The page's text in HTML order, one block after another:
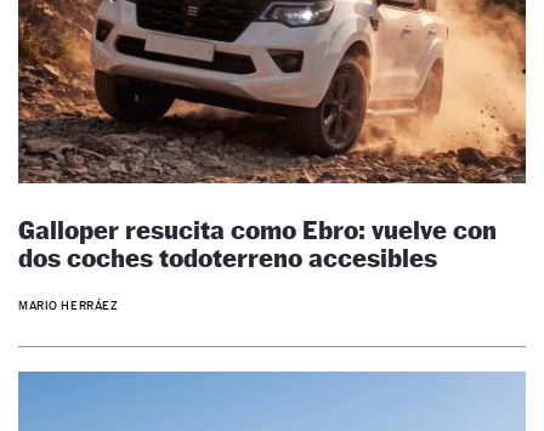
Galloper resucita como Ebro: vuelve con
dos coches todoterreno accesibles
MARIO HERRÁEZ